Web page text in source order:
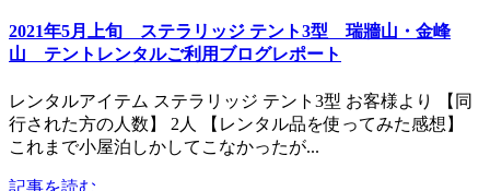
2021年5月上旬 ステラリッジ テント3型 瑞牆山・金峰
山 テントレンタルご利用ブログレポート
レンタルアイテム ステラリッジ テント3型 お客様より 【同
行された方の人数】 2人 【レンタル品を使ってみた感想】
これまで小屋泊しかしてこなかったが...
記事を読む